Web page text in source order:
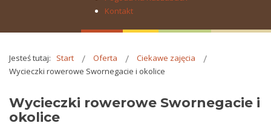
Kontakt
Jesteś tutaj: Start Oferta
Ciekawe zajęcia
Wycieczki rowerowe Swornegacie i okolice
Wycieczki rowerowe Swornegacie i
okolice